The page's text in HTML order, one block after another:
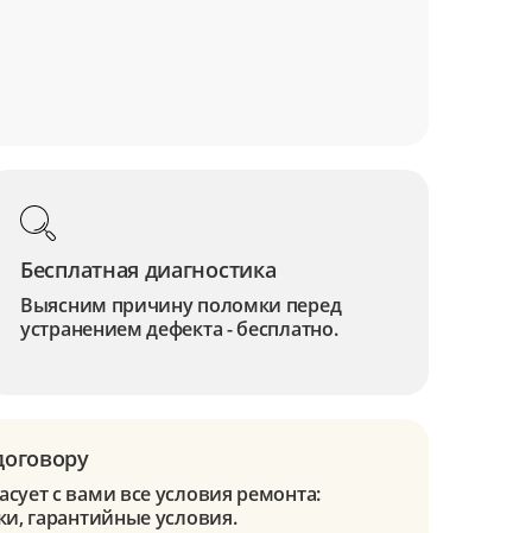
Бесплатная диагностика
Выясним причину поломки перед
устранением дефекта - бесплатно.
с вами все условия ремонта:
гарантийные условия.